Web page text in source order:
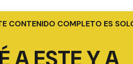
CONTENIDO COMPLETO ES